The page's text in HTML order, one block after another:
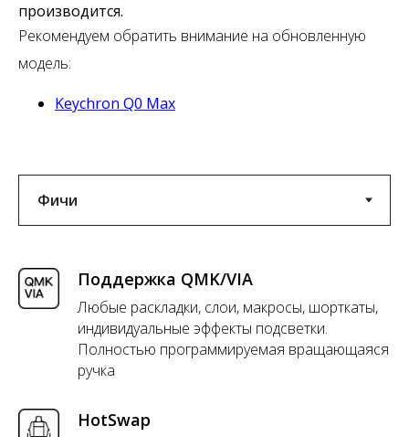
производится.
Рекомендуем обратить внимание на обновленную
модель:
Keychron Q0 Max
Поддержка QMK/VIA
Любые раскладки, слои, макросы, шорткаты,
индивидуальные эффекты подсветки.
Полностью программируемая вращающаяся
ручка
HotSwap